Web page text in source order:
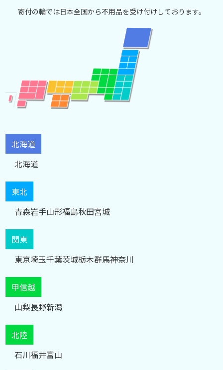
寄付の輪では日本全国から不用品を受け付けしております。
北海道
北海道
東北
青森岩手山形福島秋田宮城
関東
東京埼玉千葉茨城栃木群馬神奈川
甲信越
山梨長野新潟
北陸
石川福井富山